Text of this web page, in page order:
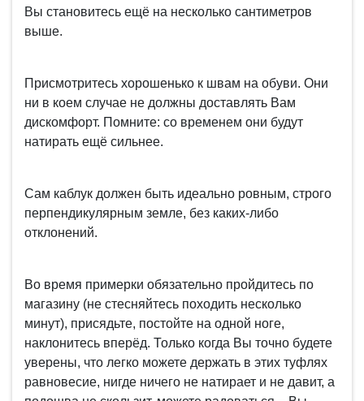
Вы становитесь ещё на несколько сантиметров
выше.
Присмотритесь хорошенько к швам на обуви. Они
ни в коем случае не должны доставлять Вам
дискомфорт. Помните: со временем они будут
натирать ещё сильнее.
Сам каблук должен быть идеально ровным, строго
перпендикулярным земле, без каких-либо
отклонений.
Во время примерки обязательно пройдитесь по
магазину (не стесняйтесь походить несколько
минут), присядьте, постойте на одной ноге,
наклонитесь вперёд. Только когда Вы точно будете
уверены, что легко можете держать в этих туфлях
равновесие, нигде ничего не натирает и не давит, а